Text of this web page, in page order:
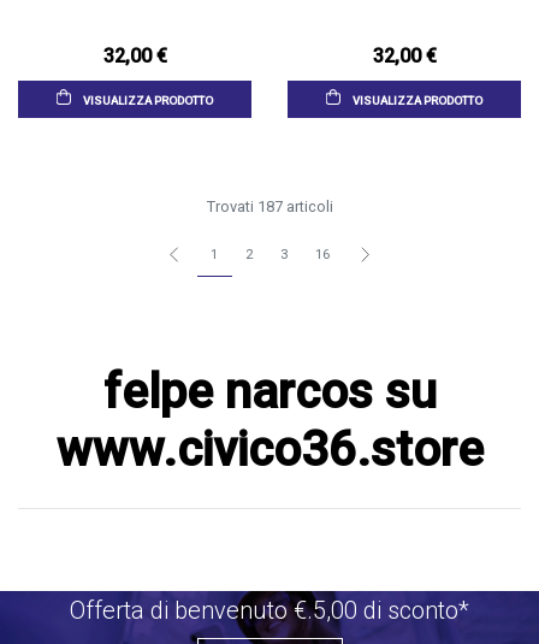
32,00 €
VISUALIZZA PRODOTTO
32,00 €
VISUALIZZA PRODOTTO
Trovati 187 articoli
1 2 3 16
felpe narcos su
www.civico36.store
Offerta di benvenuto €.5,00 di sconto*